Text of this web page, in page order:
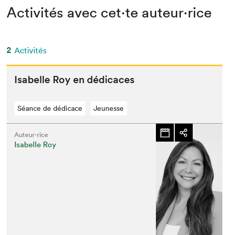
Activités avec cet·te auteur·rice
2 Activités
Isabelle Roy en dédicaces
Séance de dédicace Jeunesse
Auteur·rice
Isabelle Roy